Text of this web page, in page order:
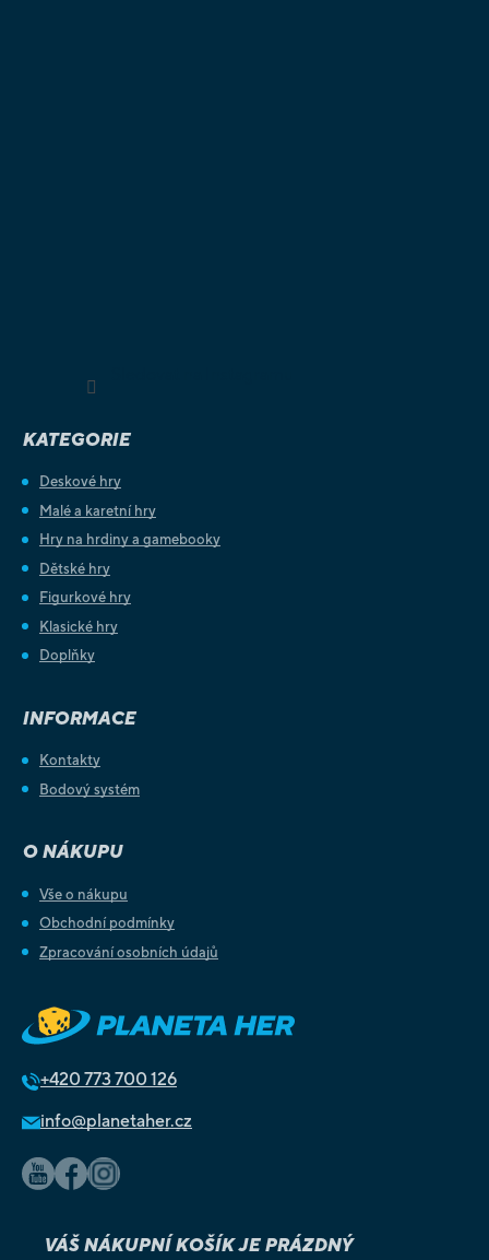
KATEGORIE
Deskové hry
Malé a karetní hry
Hry na hrdiny a gamebooky
Dětské hry
Figurkové hry
Klasické hry
Doplňky
INFORMACE
Kontakty
Bodový systém
O NÁKUPU
Vše o nákupu
Obchodní podmínky
Zpracování osobních údajů
+420 773 700 126
info@planetaher.cz
VÁŠ NÁKUPNÍ KOŠÍK JE PRÁZDNÝ